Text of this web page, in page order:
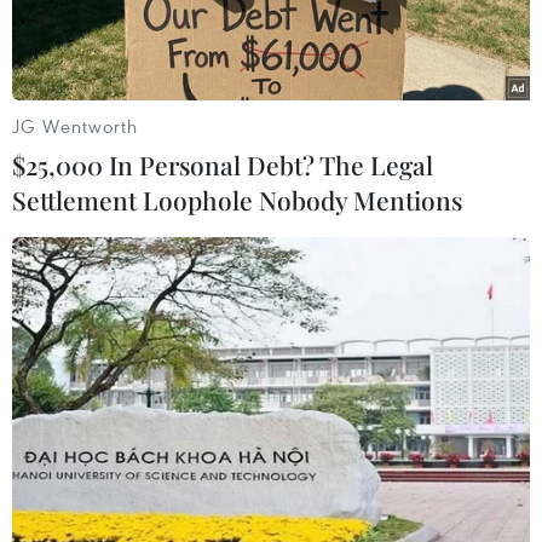
nghiệp.
Dây chuyền chế biến tôm đông lạnh xuất khẩu của Công ty Cổ
phần thủy sản Minh Phú Hậu Giang ở Khu công nghiệp Sông
Hậu, xã Đông Phú, huyện Châu Thành, tỉnh Hậu Giang. (Ảnh:
JG Wentworth
$25,000 In Personal Debt? The Legal
Settlement Loophole Nobody Mentions